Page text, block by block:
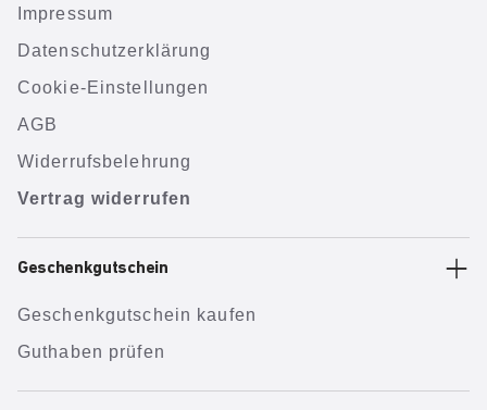
Impressum
Datenschutzerklärung
Cookie-Einstellungen
AGB
Widerrufsbelehrung
Vertrag widerrufen
Geschenkgutschein
Geschenkgutschein kaufen
Guthaben prüfen